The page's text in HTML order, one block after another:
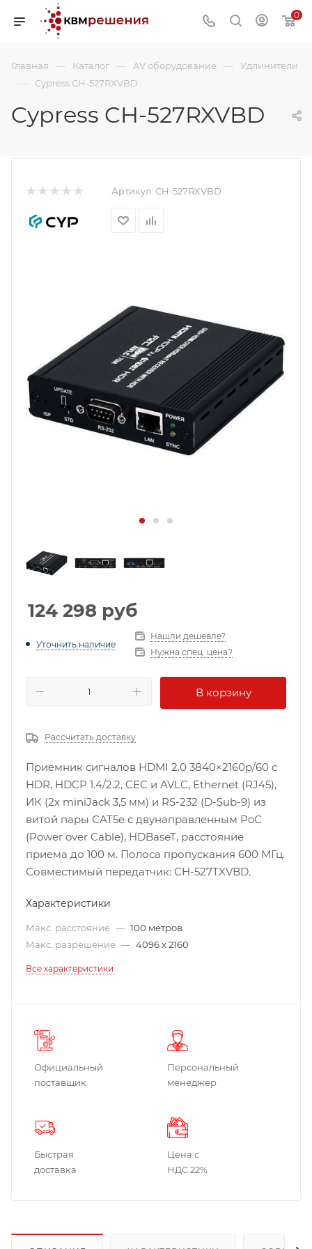
0
Главная — Каталог — AV оборудование — Удлинители
— Cypress CH-527RXVBD
Cypress CH-527RXVBD
Артикул: CH-527RXVBD
124 298 руб
Уточнить наличие
Нашли дешевле?
Нужна спец. цена?
В корзину
Рассчитать доставку
Приемник сигналов HDMI 2.0 3840×2160p/60 с
HDR, HDCP 1.4/2.2, CEC и AVLC, Ethernet (RJ45),
ИК (2х miniJack 3,5 мм) и RS-232 (D-Sub-9) из
витой пары CAT5e с двунаправленным PoC
(Power over Cable), HDBaseT, расстояние
приема до 100 м. Полоса пропускания 600 МГц.
Совместимый передатчик: CH-527TXVBD.
Характеристики
Макс. расстояние — 100 метров
Макс. разрешение — 4096 x 2160
Все характеристики
Официальный
поставщик
Персональный
менеджер
Быстрая
доставка
Цена с
НДС 22%